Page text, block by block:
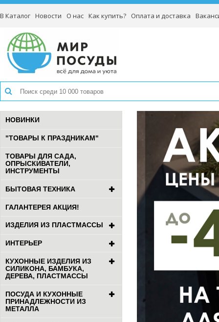
В Каталог Новости О нас Как купить? Оплата и доставка
НОВИНКИ
"ТОВАРЫ К ПРАЗДНИКАМ"
ТОВАРЫ ДЛЯ САДА,
ОПРЫСКИВАТЕЛИ,
ИНСТРУМЕНТЫ
БЫТОВАЯ ТЕХНИКА
ГАЛАНТЕРЕЯ АКЦИЯ!
ИЗДЕЛИЯ ИЗ ПЛАСТМАССЫ
ИНТЕРЬЕР
КУХОННЫЕ ИЗДЕЛИЯ ИЗ
СИЛИКОНА, БАМБУКА,
ДЕРЕВА, ПЛАСТМАССЫ
ПОСУДА И КУХОННЫЕ
ПРИНАДЛЕЖНОСТИ ИЗ
МЕТАЛЛА